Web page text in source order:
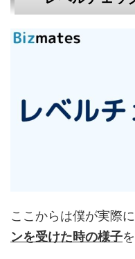
ここからは僕が実際に
ンを受けた時の様子